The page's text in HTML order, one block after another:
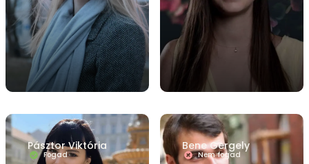
Pásztor Viktória
Fogad
Bene Gergely
Nem fogad